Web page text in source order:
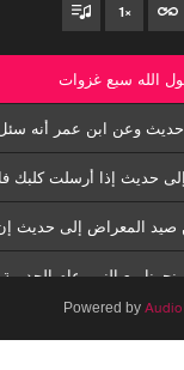
×
1
Powered by